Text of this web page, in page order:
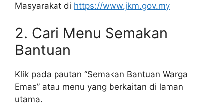
Masyarakat di https://www.jkm.gov.my
2. Cari Menu Semakan
Bantuan
Klik pada pautan “Semakan Bantuan Warga
Emas” atau menu yang berkaitan di laman
utama.